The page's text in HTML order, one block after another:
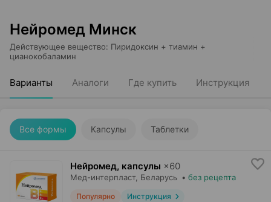
Нейромед Минск
Действующее вещество: Пиридоксин + тиамин +
цианокобаламин
Варианты Аналоги Где купить Инструкция
Все формы Капсулы Таблетки
Нейромед, капсулы ×60
Мед-интерпласт, Беларусь • без рецепта
Популярно Инструкция